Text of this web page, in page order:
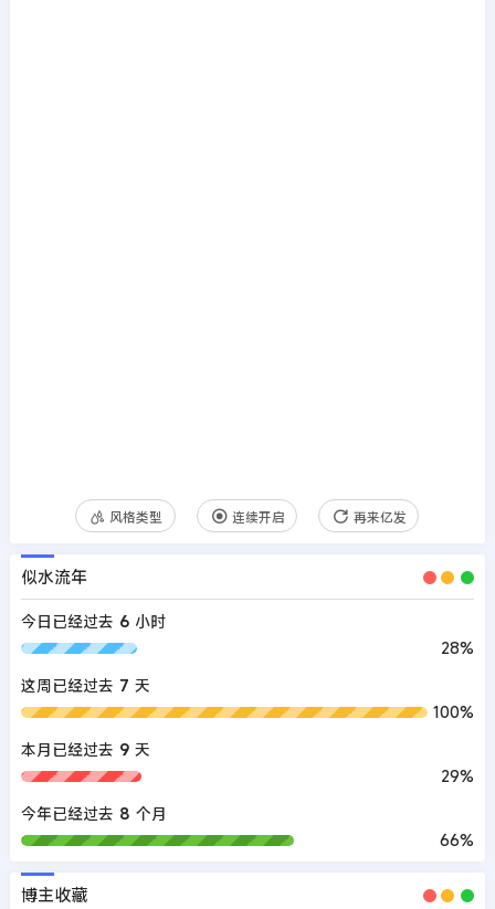
风格类型 连续开启 再来亿发
似水流年
今日已经过去 6 小时
28%
这周已经过去 7 天
100%
本月已经过去 9 天
29%
今年已经过去 8 个月
66%
博主收藏